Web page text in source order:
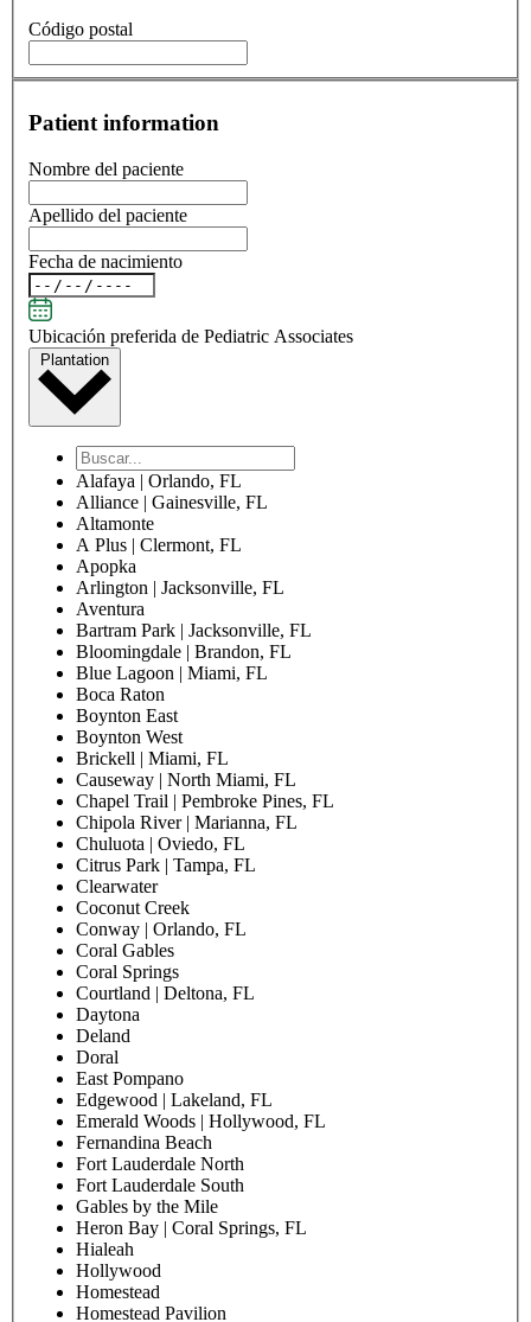
Código postal
Patient information
Nombre del paciente
Apellido del paciente
Fecha de nacimiento
Ubicación preferida de Pediatric Associates
Plantation
Alafaya | Orlando, FL
Alliance | Gainesville, FL
Altamonte
A Plus | Clermont, FL
Apopka
Arlington | Jacksonville, FL
Aventura
Bartram Park | Jacksonville, FL
Bloomingdale | Brandon, FL
Blue Lagoon | Miami, FL
Boca Raton
Boynton East
Boynton West
Brickell | Miami, FL
Causeway | North Miami, FL
Chapel Trail | Pembroke Pines, FL
Chipola River | Marianna, FL
Chuluota | Oviedo, FL
Citrus Park | Tampa, FL
Clearwater
Coconut Creek
Conway | Orlando, FL
Coral Gables
Coral Springs
Courtland | Deltona, FL
Daytona
Deland
Doral
East Pompano
Edgewood | Lakeland, FL
Emerald Woods | Hollywood, FL
Fernandina Beach
Fort Lauderdale North
Fort Lauderdale South
Gables by the Mile
Heron Bay | Coral Springs, FL
Hialeah
Hollywood
Homestead
Homestead Pavilion